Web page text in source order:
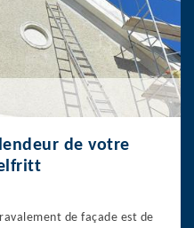
de votre
de façade est de